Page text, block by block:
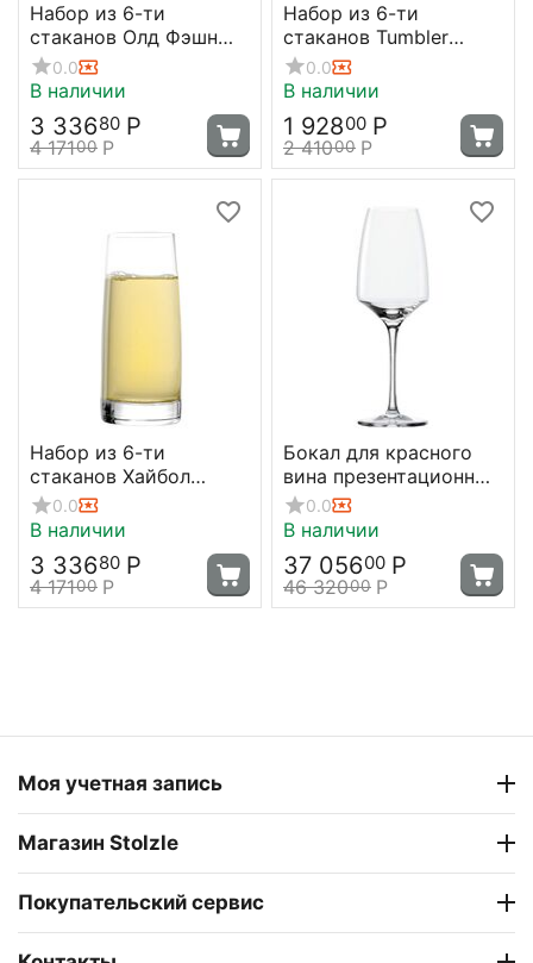
Набор из 6-ти
стаканов Олд Фэшн
Experience 225 мл;
D=76, H=92 мм, Stolzle
0.0
В наличии
3 33680 Р
4 17100 Р
Набор из 6-ти
стаканов Tumbler
серия Experience, 150
мл, Stolzle
0.0
В наличии
1 92800 Р
2 41000 Р
Набор из 6-ти
стаканов Хайбол
Experience 361 мл, D
68 мм, H 142 мм,
0.0
В наличии
3 33680 Р
4 17100 Р
Бокал для красного
вина презентационный
Experience, 21 л, H800
мм, Stolzle
0.0
В наличии
37 05600 Р
46 32000 Р
Моя учетная запись
Магазин Stolzle
Покупательский сервис